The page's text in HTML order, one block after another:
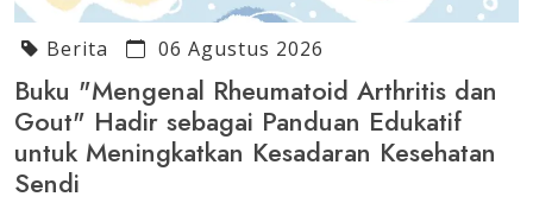
Berita 06 Agustus 2026
Buku "Mengenal Rheumatoid Arthritis dan
Gout" Hadir sebagai Panduan Edukatif
untuk Meningkatkan Kesadaran Kesehatan
Sendi